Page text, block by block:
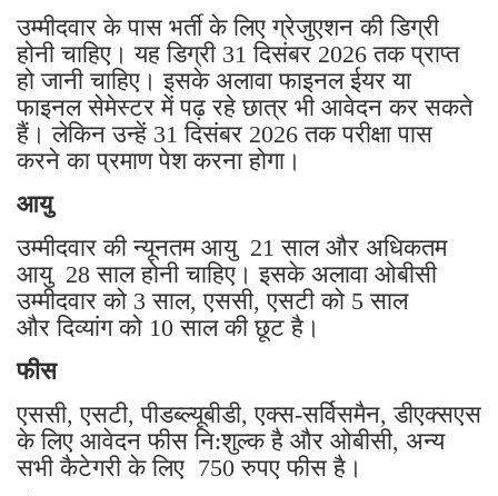
उम्मीदवार के पास भर्ती के लिए ग्रेजुएशन की डिग्री
होनी चाहिए। यह डिग्री 31 दिसंबर 2026 तक प्राप्त
हो जानी चाहिए। इसके अलावा फाइनल ईयर या
फाइनल सेमेस्टर में पढ़ रहे छात्र भी आवेदन कर सकते
हैं। लेकिन उन्हें 31 दिसंबर 2026 तक परीक्षा पास
करने का प्रमाण पेश करना होगा।
आयु
उम्मीदवार की न्यूनतम आयु 21 साल और अधिकतम
आयु 28 साल होनी चाहिए। इसके अलावा ओबीसी
उम्मीदवार को 3 साल, एससी, एसटी को 5 साल
और दिव्यांग को 10 साल की छूट है।
फीस
एससी, एसटी, पीडब्ल्यूबीडी, एक्स-सर्विसमैन, डीएक्सएस
के लिए आवेदन फीस नि:शुल्क है और ओबीसी, अन्य
सभी कैटेगरी के लिए 750 रुपए फीस है।